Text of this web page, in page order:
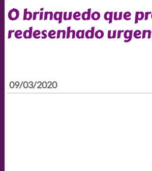
O brinquedo que
redesenhado
09/03/2020